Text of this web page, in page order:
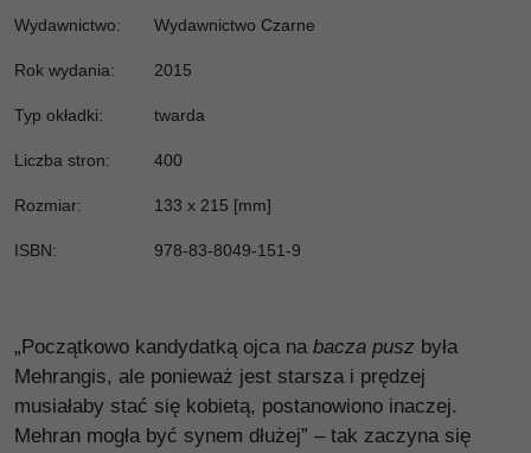
Wydawnictwo: Wydawnictwo Czarne
Rok wydania: 2015
Typ okładki: twarda
Liczba stron: 400
Rozmiar: 133 x 215 [mm]
ISBN: 978-83-8049-151-9
„Początkowo kandydatką ojca na bacza pusz była
Mehrangis, ale ponieważ jest starsza i prędzej
musiałaby stać się kobietą, postanowiono inaczej.
Mehran mogła być synem dłużej” – tak zaczyna się